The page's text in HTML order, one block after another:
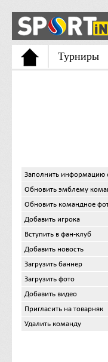
Турниры
Заполнить информацию
Обновить эмблему
Обновить командное
Добавить игрока
Вступить в фан-клуб
Добавить новость
Загрузить баннер
Загрузить фото
Добавить видео
Пригласить на товарняк
Удалить команду